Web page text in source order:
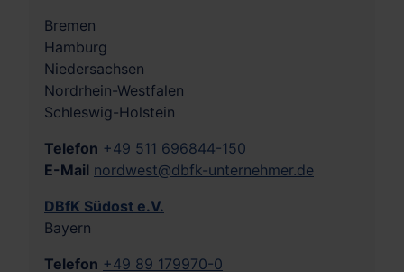
Bremen
Hamburg
Niedersachsen
Nordrhein-Westfalen
Schleswig-Holstein
Telefon +49 511 696844-150
E-Mail nordwest@dbfk-unternehmer.de
DBfK Südost e.V.
Bayern
Telefon +49 89 179970-0